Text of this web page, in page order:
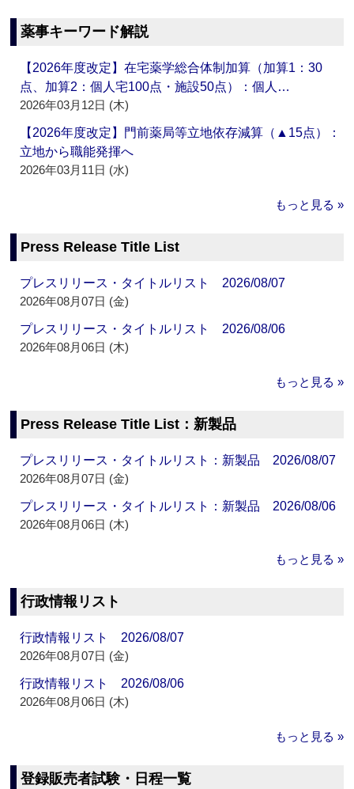
薬事キーワード解説
【2026年度改定】在宅薬学総合体制加算（加算1：30
点、加算2：個人宅100点・施設50点）：個人…
2026年03月12日 (木)
【2026年度改定】門前薬局等立地依存減算（▲15点）：
立地から職能発揮へ
2026年03月11日 (水)
もっと見る »
Press Release Title List
プレスリリース・タイトルリスト 2026/08/07
2026年08月07日 (金)
プレスリリース・タイトルリスト 2026/08/06
2026年08月06日 (木)
もっと見る »
Press Release Title List：新製品
プレスリリース・タイトルリスト：新製品 2026/08/07
2026年08月07日 (金)
プレスリリース・タイトルリスト：新製品 2026/08/06
2026年08月06日 (木)
もっと見る »
行政情報リスト
行政情報リスト 2026/08/07
2026年08月07日 (金)
行政情報リスト 2026/08/06
2026年08月06日 (木)
もっと見る »
登録販売者試験・日程一覧